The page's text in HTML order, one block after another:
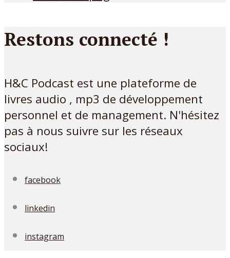
Restons connecté !
H&C Podcast est une plateforme de
livres audio , mp3 de développement
personnel et de management. N'hésitez
pas à nous suivre sur les réseaux
sociaux!
facebook
linkedin
instagram